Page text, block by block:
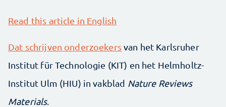
Read this article in English
Dat schrijven onderzoekersvan het Karlsruher
Institut für Technologie (KIT) en het Helmholtz-
Institut Ulm (HIU) in vakblad Nature Reviews
Materials.